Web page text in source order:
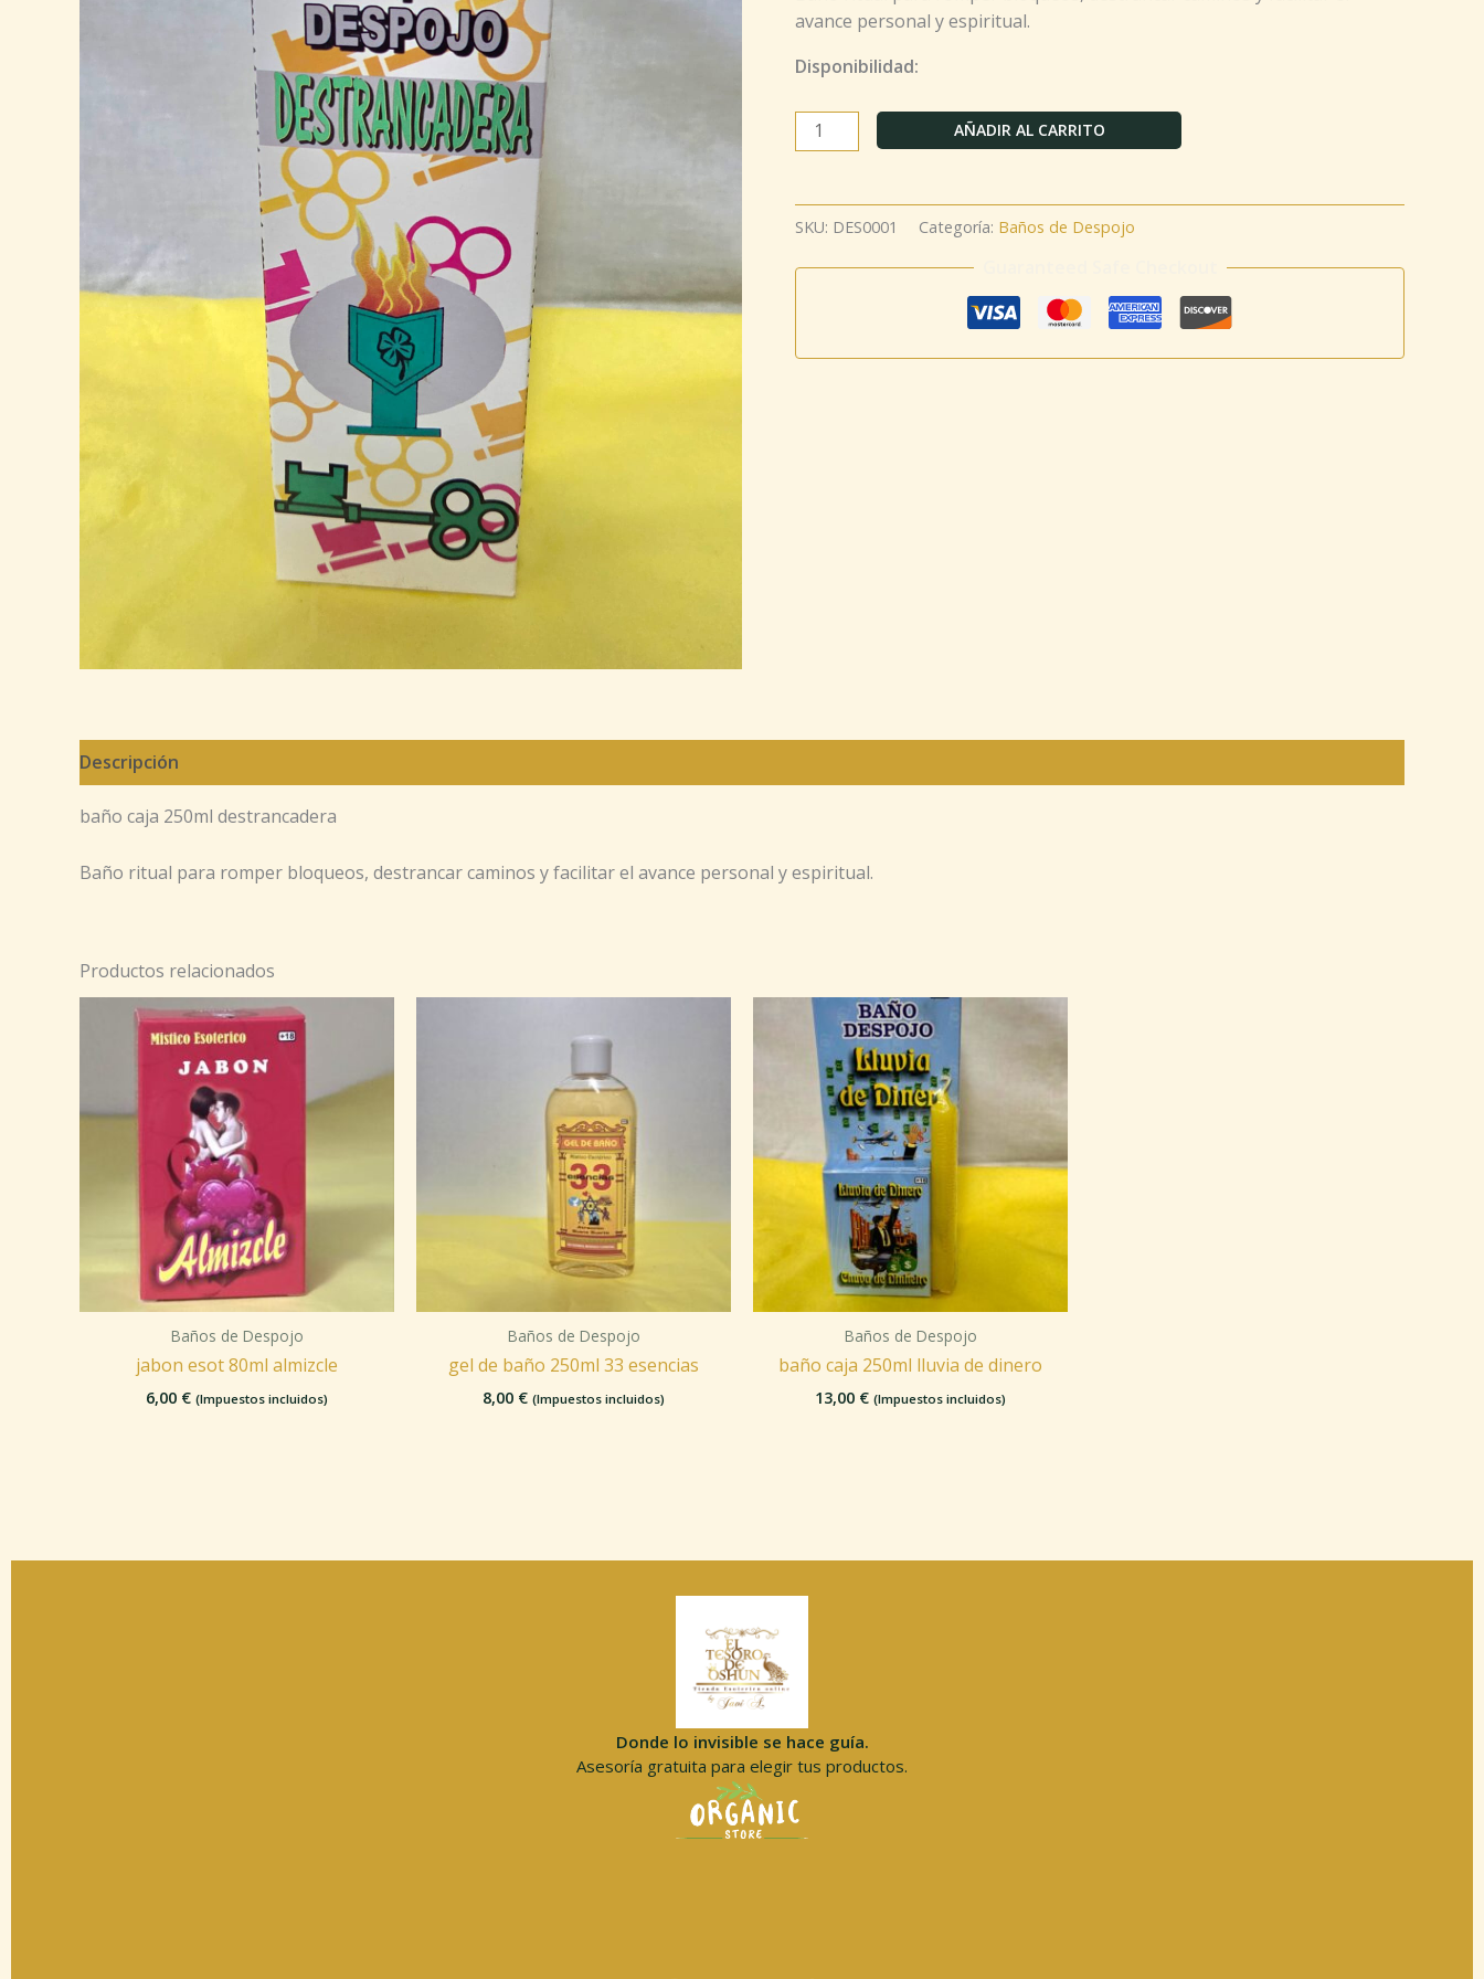
avance personal y espiritual.
Disponibilidad:
AÑADIR AL CARRITO
SKU: DES0001 Categoría: Baños de Despojo
Descripción
baño caja 250ml destrancadera
Baño ritual para romper bloqueos, destrancar caminos y facilitar el avance personal y espiritual.
Productos relacionados
Baños de Despojo
jabon esot 80ml almizcle
6,00 € (Impuestos incluidos)
Baños de Despojo
gel de baño 250ml 33 esencias
8,00 € (Impuestos incluidos)
Baños de Despojo
baño caja 250ml lluvia de dinero
13,00 € (Impuestos incluidos)
Donde lo invisible se hace guía.
Asesoría gratuita para elegir tus productos.